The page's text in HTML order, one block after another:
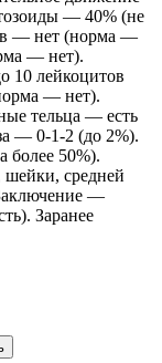
— 40% (не
— нет (норма —
— нет).
10 лейкоцитов
— нет).
тельца — есть
— 0-1-2 (до 2%).
более 50%).
средней
—
Заранее